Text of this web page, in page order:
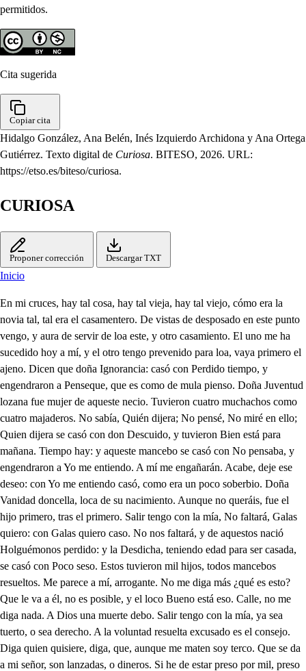
permitidos.
Cita sugerida
Copiar cita
Hidalgo González, Ana Belén, Inés Izquierdo Archidona y Ana Ortega
Gutiérrez. Texto digital de Curiosa. BITESO, 2026. URL:
https://etso.es/biteso/curiosa.
CURIOSA
Proponer corrección Descargar TXT
Inicio
En mi cruces, hay tal cosa, hay tal vieja, hay tal viejo, cómo era la
novia tal, tal era el casamentero. De vistas de desposado en este punto
vengo, y aura de servir de loa este, y otro casamiento. El uno me ha
sucedido hoy a mí, y el otro tengo prevenido para loa, vaya primero el
ajeno. Dicen que doña Ignorancia: casó con Perdido tiempo, y
engendraron a Penseque, que es como de mula pienso. Doña Juventud
lozana fue mujer de aqueste necio. Tuvieron cuatro muchachos como
cuatro majaderos. No sabía, Quién dijera; No pensé, No miré en ello;
Quien dijera se casó con don Descuido, y tuvieron Bien está para
mañana. Tiempo hay: y aqueste mancebo se casó con No pensaba, y
engendraron a Yo me entiendo. A mí me engañarán. Acabe, deje ese
deseo: con Yo me entiendo casó, como era un poco soberbio. Doña
Vanidad doncella, loca de su nacimiento. Aunque no queráis, fue el
hijo primero, tras el primero. Salir tengo con la mía, No faltará, Galas
quiero: con Galas quiero caso. No nos faltará, y de aquestos nació
Holguémonos perdido: y la Desdicha, teniendo edad para ser casada,
se casó con Poco seso. Estos tuvieron mil hijos, todos mancebos
resueltos. Me parece a mí, arrogante. No me diga más ¿qué es esto?
Que le va a él, no es posible, y el loco Bueno está eso. Calle, no me
diga nada. A Dios una muerte debo. Salir tengo con la mía, ya sea
tuerto, o sea derecho. A la voluntad resuelta excusado es el consejo.
Diga quien quisiere, diga, que, aunque me maten soy terco. Que se da
a mi señor, son lanzadas, o dineros. Si he de estar preso por mil, preso